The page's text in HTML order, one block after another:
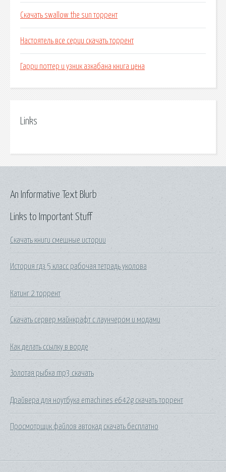
Скачать swallow the sun торрент
Настоятель все серии скачать торрент
Гарри поттер и узник азкабана книга цена
Links
Links to Important Stuff
Скачать книги смешные истории
История гдз 5 класс рабочая тетрадь уколова
Катинг 2 торрент
Скачать сервер майнкрафт с лаунчером и модами
Как делать ссылку в ворде
Золотая рыбка mp3 скачать
Драйвера для ноутбука emachines e642g скачать торрент
Просмотрщик файлов автокад скачать бесплатно
An Informative Text Blurb